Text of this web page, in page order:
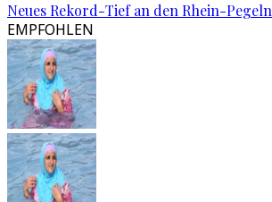
Neues Rekord-Tief an den Rhein-Pegeln
EMPFOHLEN